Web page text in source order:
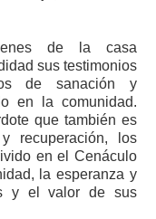
de la casa
sus testimonios
de sanación y
en la comunidad.
que también es
recuperación, los
en el Cenáculo
la esperanza y
y el valor de sus